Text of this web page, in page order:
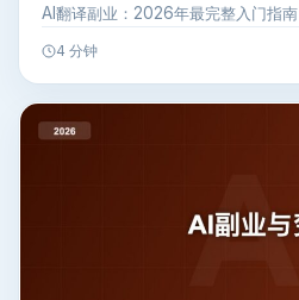
AI翻译副业：2026年最完整入门指
4 分钟